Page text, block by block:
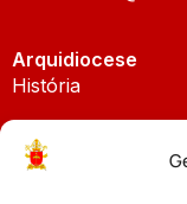
Arquidiocese
História
Padroeira